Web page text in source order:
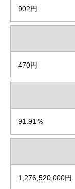
902円
470円
91.91％
1,276,520,000円